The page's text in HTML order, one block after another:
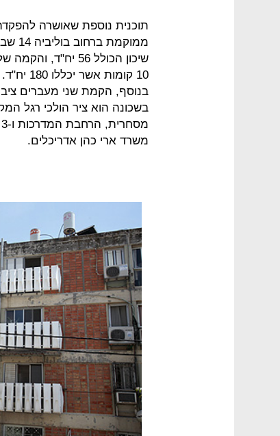
תוכנית נוספת שאושרה
בנוסף, הקמת שני מעברים
בשכונה הוא ציר הולכי רגל
משרד ארי כהן אדריכלים.